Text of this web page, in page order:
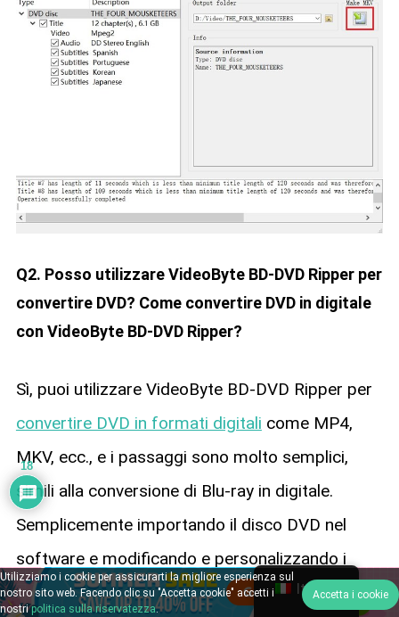
Q2. Posso utilizzare VideoByte BD-DVD Ripper per
convertire DVD? Come convertire DVD in digitale
con VideoByte BD-DVD Ripper?
Sì, puoi utilizzare VideoByte BD-DVD Ripper per
convertire DVD in formati digitali come MP4,
MKV, ecc., e i passaggi sono molto semplici,
simili alla conversione di Blu-ray in digitale.
Semplicemente importando il disco DVD nel
software e modificando e personalizzando i
parametri di ripping, quindi fai un clic e Ripper
18
Italian
Utilizziamo i cookie per assicurarti la migliore esperienza sul
nostro sito web. Facendo clic su "Accetta cookie" accetti i
nostripolitica sulla riservatezza.
Accetta i cookie